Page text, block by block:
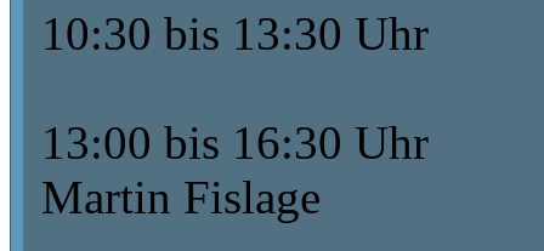
10:30 bis 13:30 Uhr
13:00 bis 16:30 Uhr
Martin Fislage